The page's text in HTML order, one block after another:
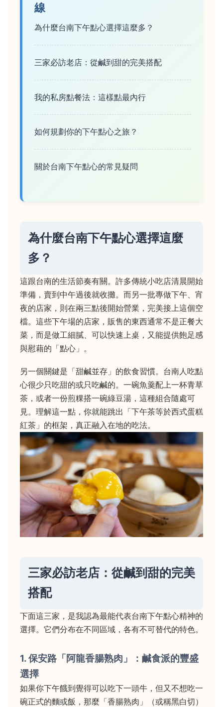
線
為什麼台南下午點心選擇這麼多？
三家必訪老店：從鹹到甜的完美搭配
我的私房點餐法：這樣點最內行
如何規劃你的下午點心之旅？
關於台南下午點心的常見疑問
為什麼台南下午點心選擇這麼
多？
這跟台南的生活節奏有關。許多傳統小吃店清晨開始
準備，賣到中午過後就收攤。而另一批專做下午、宵
夜的店家，則在兩三點後開始營業，完美接上這個空
檔。這些下午場的店家，販售的東西通常不是正餐大
菜，而是做工細膩、可以快速上桌，又能提供飽足感
與慰藉的「點心」。
另一個關鍵是「甜鹹並存」的飲食習慣。台南人吃點
心很少只吃甜的或只吃鹹的。一碗魚羹配上一杯青草
茶，或者一份煎粿搭一碗綠豆湯，這種組合隨處可
見。理解這一點，你就能跳出「下午茶等於西式蛋糕
紅茶」的框架，真正融入在地的吃法。
三家必訪老店：從鹹到甜的完美
搭配
下面這三家，是我認為最能代表台南下午點心精神的
選擇。它們分布在不同區域，各有不可替代的特色。
1. 保安路「阿龍香腸熟肉」：鹹食派的豐盛
選擇
如果你下午餓到覺得可以吃下一頭牛，但又不想吃一
碗正式的麵或飯，那麼「香腸熟肉」（或稱黑白切）